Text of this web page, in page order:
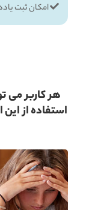
امکان ثبت
هر کاربر می
استفاده از